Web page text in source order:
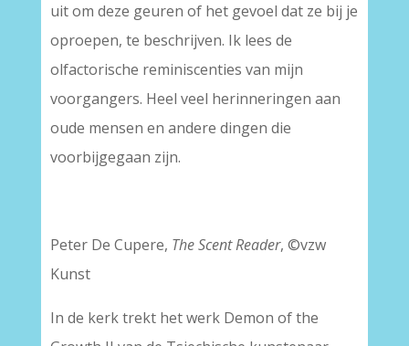
uit om deze geuren of het gevoel dat ze bij je
oproepen, te beschrijven. Ik lees de
olfactorische reminiscenties van mijn
voorgangers. Heel veel herinneringen aan
oude mensen en andere dingen die
voorbijgegaan zijn.
Peter De Cupere, The Scent Reader, ©vzw
Kunst
In de kerk trekt het werk Demon of the